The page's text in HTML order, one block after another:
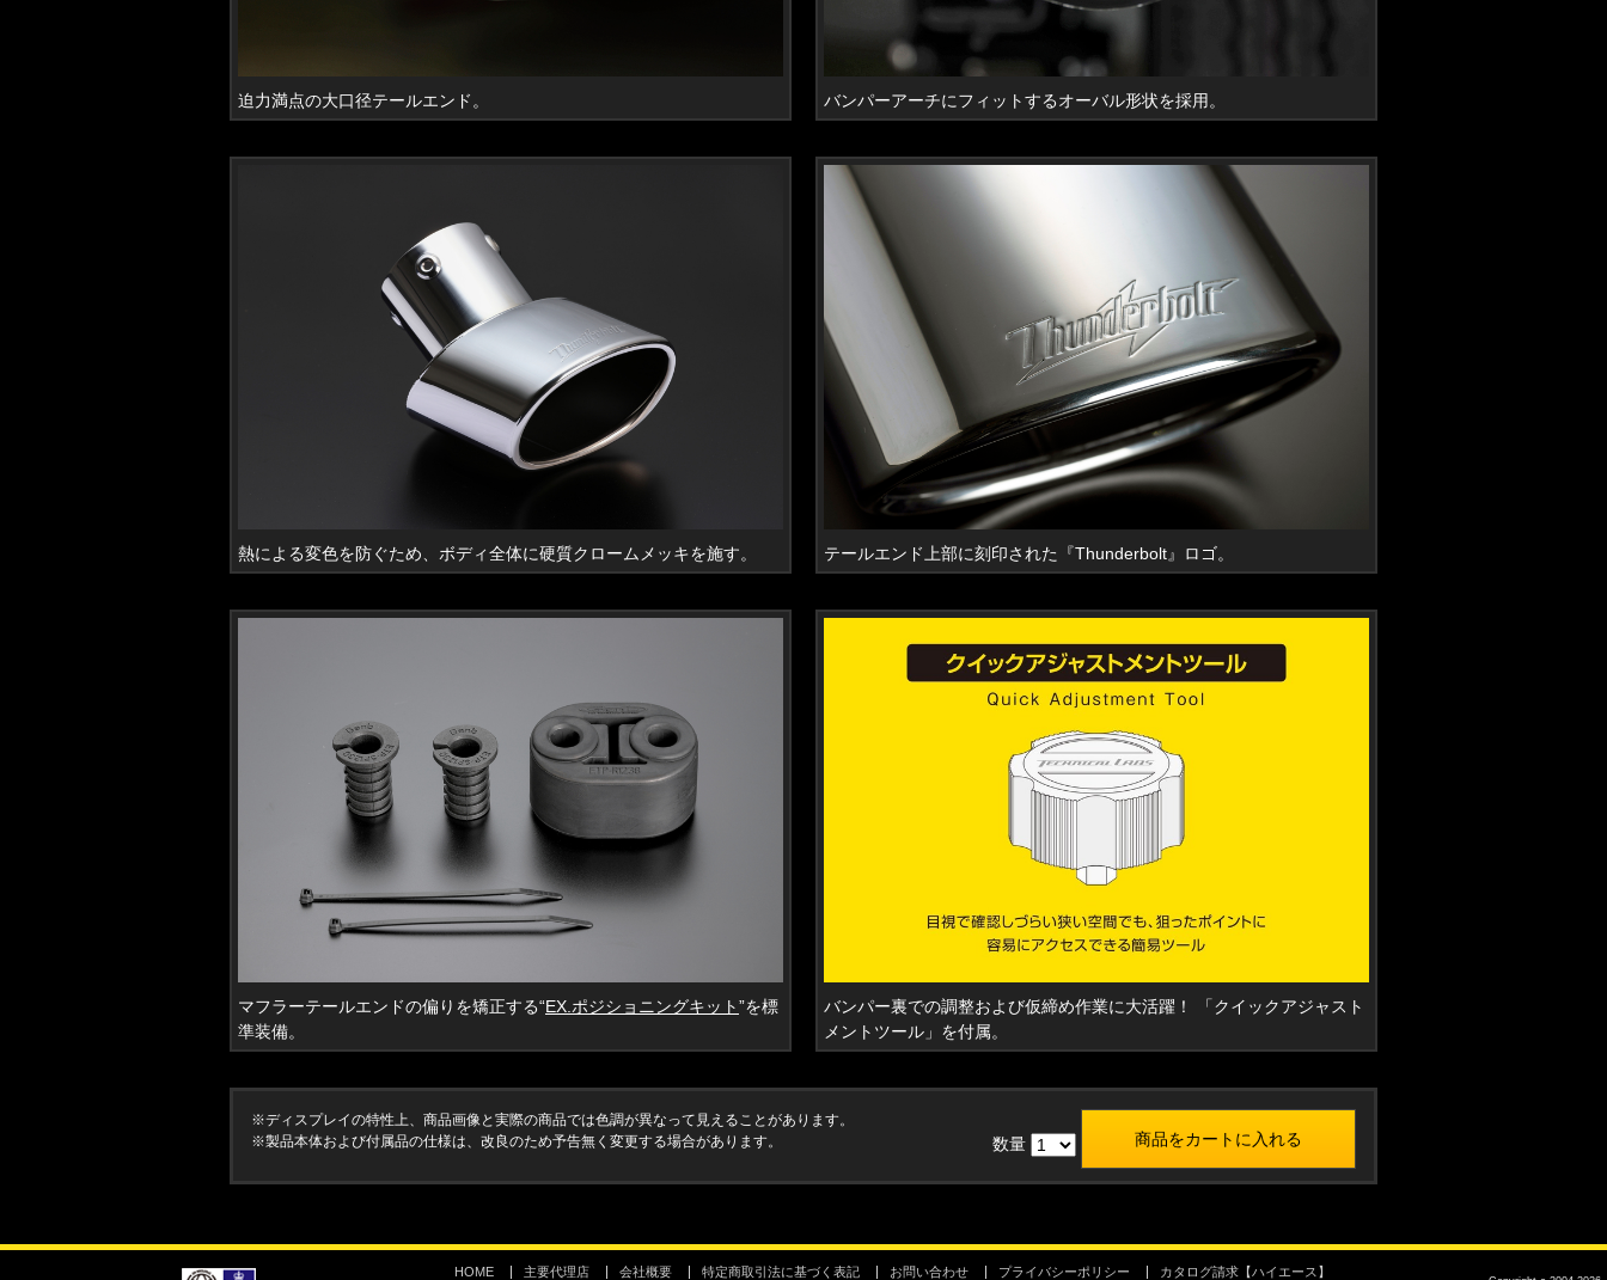
迫力満点の大口径テールエンド。 バンパーアーチにフィットするオーバル形状を採用。
熱による変色を防ぐため、ボディ全体に硬質クロームメッキを施す。 テールエンド上部に刻印された『Thunderbolt』ロゴ。
マフラーテールエンドの偏りを矯正する“EX.ポジショニングキット”を標
準装備。
バンパー裏での調整および仮締め作業に大活躍！ 「クイックアジャスト
メントツール」を付属。
数量
※ディスプレイの特性上、商品画像と実際の商品では色調が異なって見えることがあります。
※製品本体および付属品の仕様は、改良のため予告無く変更する場合があります。
HOME 主要代理店 会社概要 特定商取引法に基づく表記 お問い合わせ プライバシーポリシー カタログ請求【ハイエース】